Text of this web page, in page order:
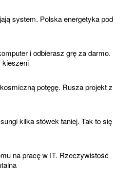
system. Polska energetyka pod
i odbierasz grę za darmo.
kieszeni
potęgę. Rusza projekt z
kilka stówek taniej. Tak to się
na pracę w IT. Rzeczywistość